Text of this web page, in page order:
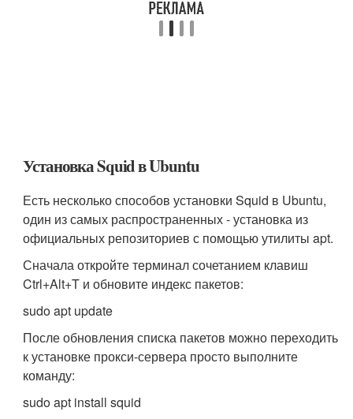
Установка Squid в Ubuntu
Есть несколько способов установки Squid в Ubuntu,
один из самых распространенных - установка из
официальных репозиториев с помощью утилиты apt.
Сначала откройте терминал сочетанием клавиш
Ctrl+Alt+T и обновите индекс пакетов:
sudo apt update
После обновления списка пакетов можно переходить
к установке прокси-сервера просто выполните
команду:
sudo apt install squid